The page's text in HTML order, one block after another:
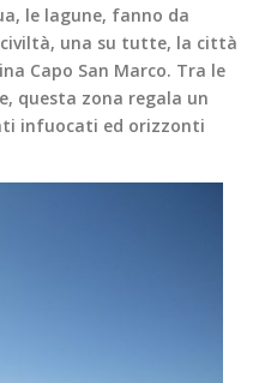
le lagune, fanno da
una su tutte, la città
Capo San Marco. Tra le
questa zona regala un
infuocati ed orizzonti